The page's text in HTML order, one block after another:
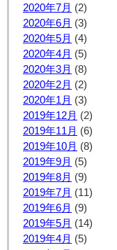
2020年7月 (2)
2020年6月 (3)
2020年5月 (4)
2020年4月 (5)
2020年3月 (8)
2020年2月 (2)
2020年1月 (3)
2019年12月 (2)
2019年11月 (6)
2019年10月 (8)
2019年9月 (5)
2019年8月 (9)
2019年7月 (11)
2019年6月 (9)
2019年5月 (14)
2019年4月 (5)